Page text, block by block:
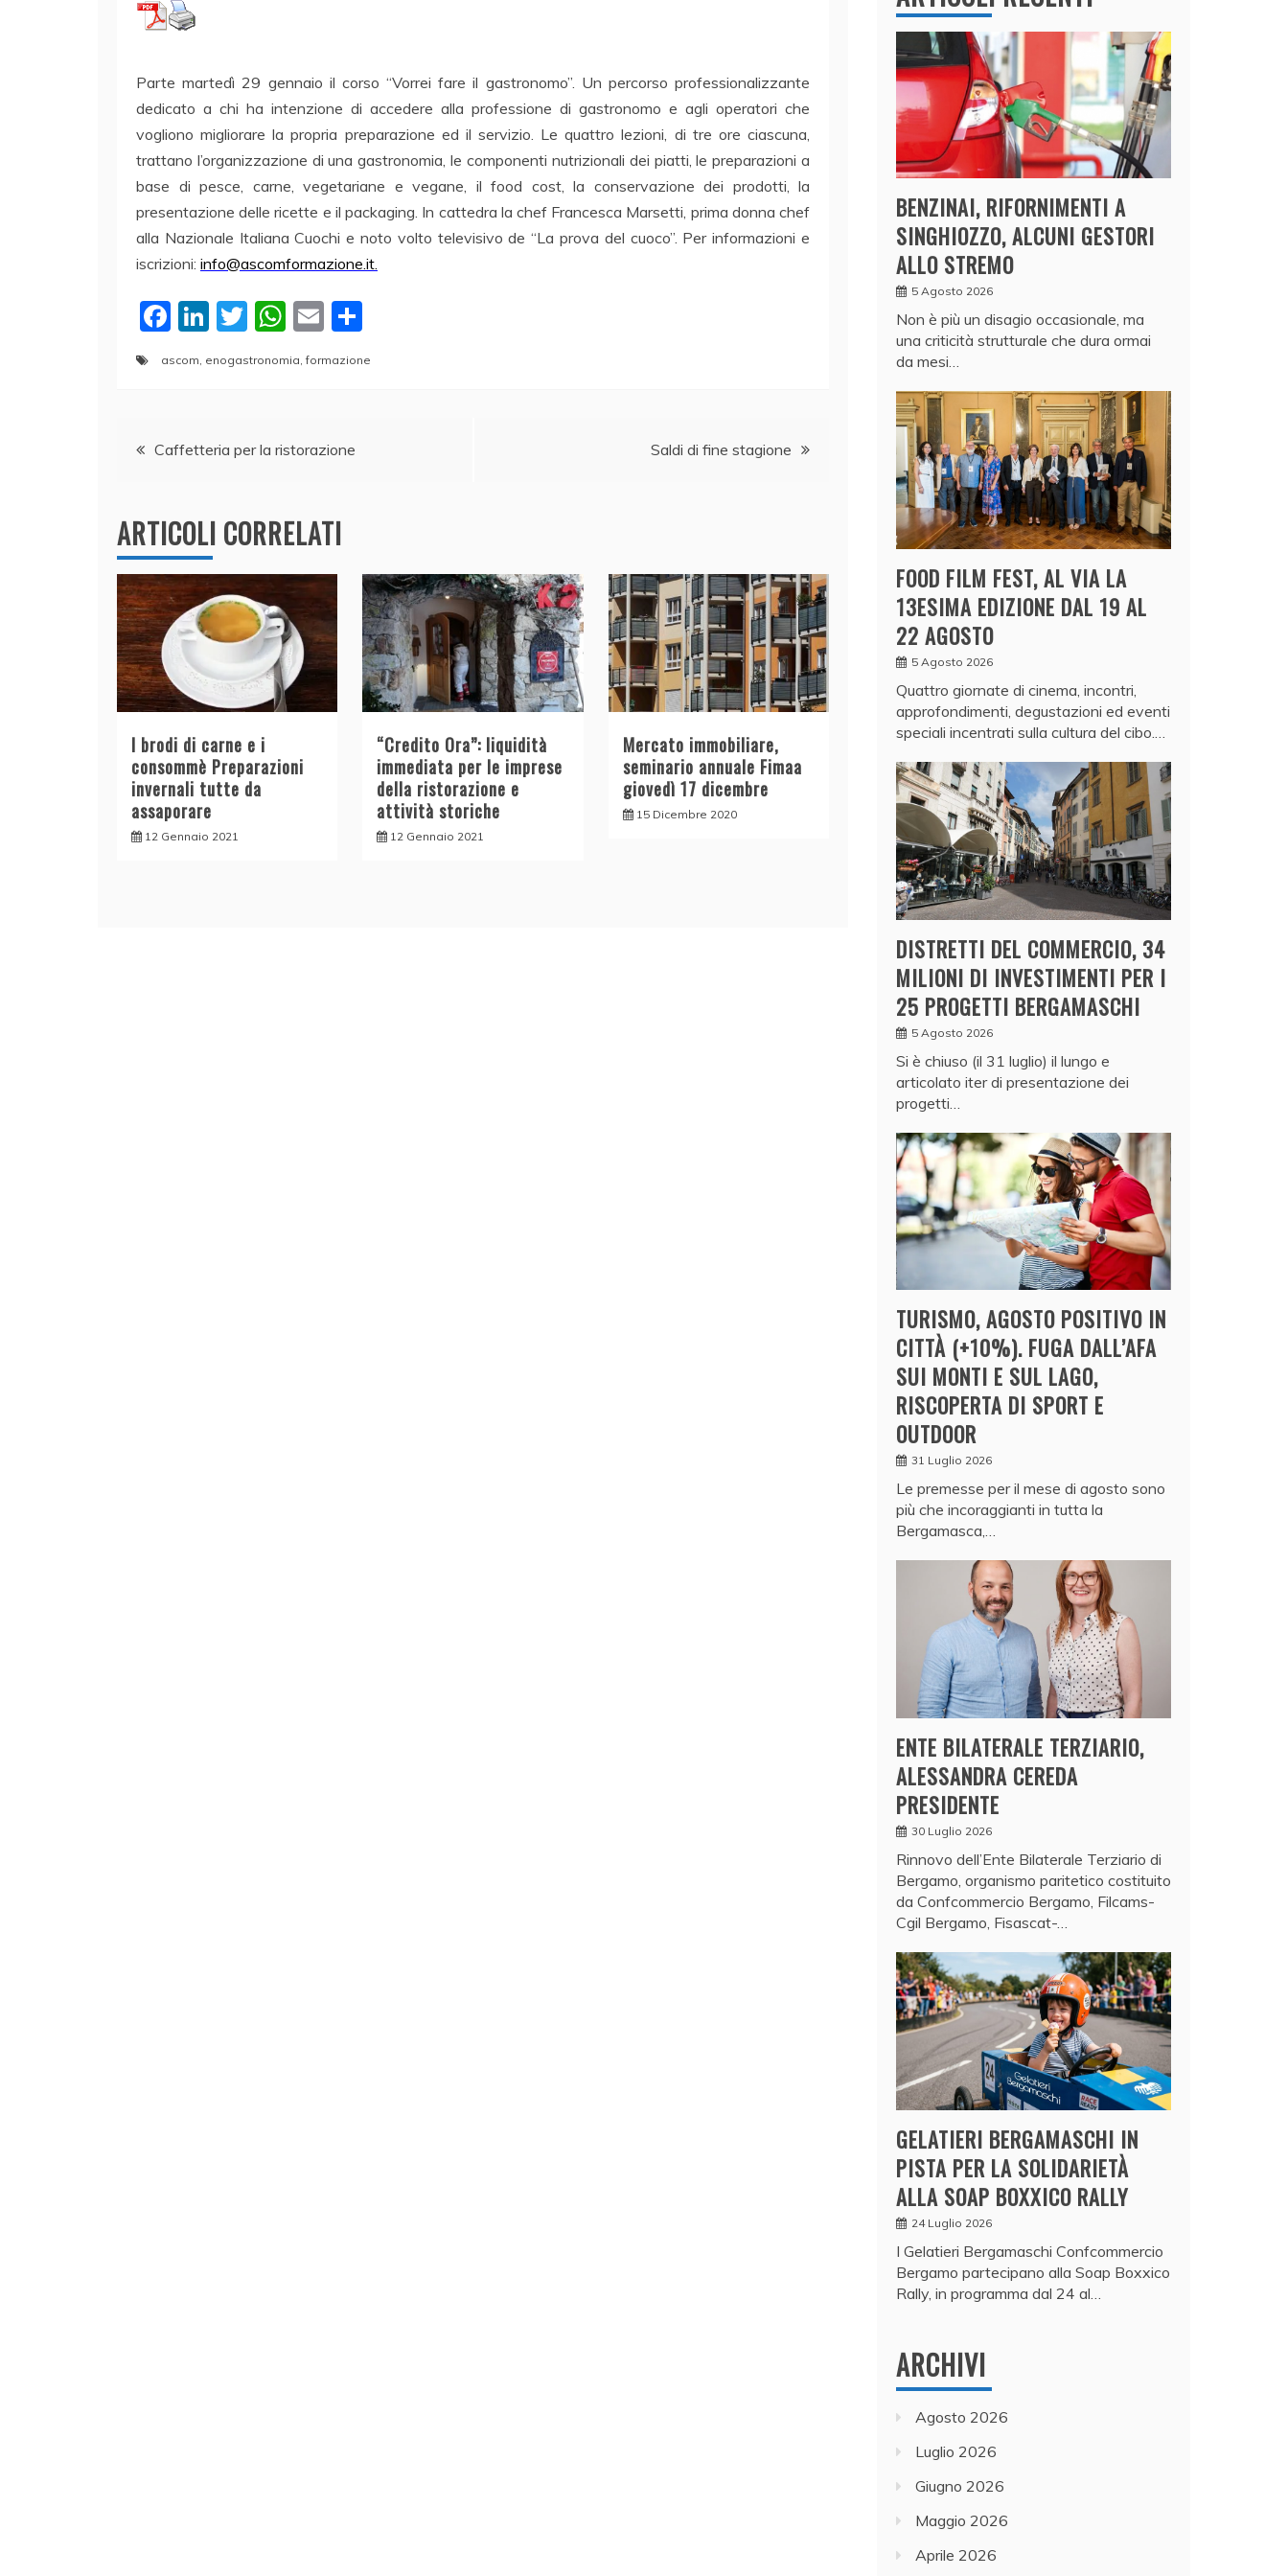
Parte martedì 29 gennaio il corso “Vorrei fare il gastronomo”. Un percorso professionalizzante
dedicato a chi ha intenzione di accedere alla professione di gastronomo e agli operatori che
vogliono migliorare la propria preparazione ed il servizio. Le quattro lezioni, di tre ore ciascuna,
trattano l’organizzazione di una gastronomia, le componenti nutrizionali dei piatti, le preparazioni a
base di pesce, carne, vegetariane e vegane, il food cost, la conservazione dei prodotti, la
presentazione delle ricette e il packaging. In cattedra la chef Francesca Marsetti, prima donna chef
alla Nazionale Italiana Cuochi e noto volto televisivo de “La prova del cuoco”. Per informazioni e
iscrizioni: info@ascomformazione.it.
F
c
b
k
Li
k
dI
T
w
itt
W
h
at
A
E
m
ai n
ascom enogastronomia ,formazione
Navigazione
Caffetteria per la ristorazione Saldi di fine stagione
ARTICOLI CORRELATI
I brodi di carne e i
consommè Preparazioni
invernali tutte da
assaporare
12 Gennaio 2021
“Credito Ora”: liquidità
immediata per le imprese
della ristorazione e
attività storiche
12 Gennaio 2021
Mercato immobiliare,
seminario annuale Fimaa
giovedì 17 dicembre
15 Dicembre 2020
BENZINAI, RIFORNIMENTI A
SINGHIOZZO, ALCUNI GESTORI
ALLO STREMO
5 Agosto 2026
Non è più un disagio occasionale, ma
una criticità strutturale che dura ormai
da mesi…
FOOD FILM FEST, AL VIA LA
13ESIMA EDIZIONE DAL 19 AL
22 AGOSTO
5 Agosto 2026
Quattro giornate di cinema, incontri,
approfondimenti, degustazioni ed eventi
speciali incentrati sulla cultura del cibo.…
DISTRETTI DEL COMMERCIO, 34
MILIONI DI INVESTIMENTI PER I
25 PROGETTI BERGAMASCHI
5 Agosto 2026
Si è chiuso (il 31 luglio) il lungo e
articolato iter di presentazione dei
progetti…
TURISMO, AGOSTO POSITIVO IN
CITTÀ (+10%). FUGA DALL’AFA
SUI MONTI E SUL LAGO,
RISCOPERTA DI SPORT E
OUTDOOR
31 Luglio 2026
Le premesse per il mese di agosto sono
più che incoraggianti in tutta la
Bergamasca,…
ENTE BILATERALE TERZIARIO,
ALESSANDRA CEREDA
PRESIDENTE
30 Luglio 2026
Rinnovo dell’Ente Bilaterale Terziario di
Bergamo, organismo paritetico costituito
da Confcommercio Bergamo, Filcams-
Cgil Bergamo, Fisascat-…
GELATIERI BERGAMASCHI IN
PISTA PER LA SOLIDARIETÀ
ALLA SOAP BOXXICO RALLY
24 Luglio 2026
I Gelatieri Bergamaschi Confcommercio
Bergamo partecipano alla Soap Boxxico
Rally, in programma dal 24 al…
ARCHIVI
Agosto 2026
Luglio 2026
Giugno 2026
Maggio 2026
Aprile 2026